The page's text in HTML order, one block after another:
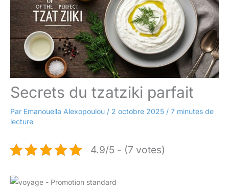
Secrets du tzatziki parfait
Par Emanouella Alexopoulou / 2 octobre 2025 / 7 minutes de
lecture
4.9/5 - (7 votes)